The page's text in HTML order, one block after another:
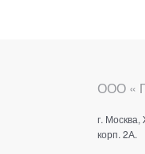
ООО «
г.
корп. 2А.